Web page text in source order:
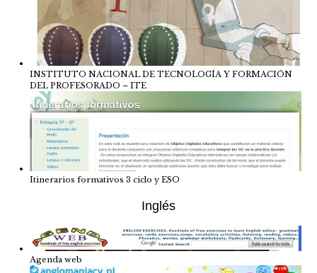
INSTITUTO NACIONAL DE TECNOLOGÍA Y FORMACIÓN
DEL PROFESORADO – ITE
Itinerarios formativos 3 ciclo y ESO
Inglés
Agenda web